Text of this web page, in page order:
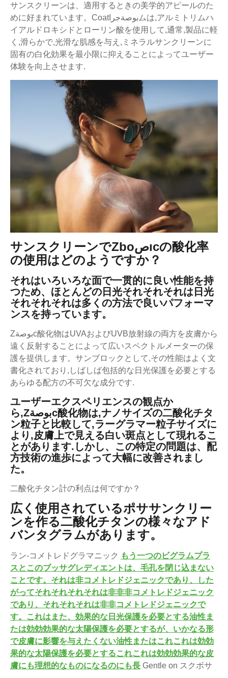
サンスクリーンは、適用するときの美学的アピールのた
めに好まれています。Coatبوصةجراムは,アルミトリムハ
イアルドロキシドとローリン酸を使用して,通常,製品に軽
く,滑らかで,光滑な肌感を与え,ミネラルサンクリーンに
固有の白化効果を最小限に抑えることによってユーザー
体験を向上させます.
サンスクリーンでZboصıcの酸化率
の使用はどのようですか？
それはいろいろな面で一贯的に良い性能を持
つため、ほとんどの日光それそれそれは日光
それそれそれは多くの方法で良いパフォーマ
ンスを持っています。
Zبوصةc酸化物はUVAおよびUVB放射線の両方を皮膚から
遠く反射することによって広いスペクトルメーターの保
護を提供します。サンブロックとして,その性能はよく文
書化されており,しばしば包括的な日光保護を必要とする
あらゆる配方の不可欠な成分です.
ユーザーエクスペリエンスの観点か
ら,zبوصةc酸化物は,ナノサイズの二酸化チタ
ン粒子と比較して,ラーグラマー粒子サイズに
より,皮膚上で見える白い斑点として現れるこ
とがあります.しかし、この特定の問題は、配
方技術の進歩によって大幅に改善されまし
た。
二酸化チタン計の利点は何ですか？
広く使用されているポササンクリー
ンを作る二酸化チタンの様々なアド
バンタグラムがあります。
ラン-コメトレドグラマニック もう一つのビグラムプラ
スとこのブッサグレディエントは、毛孔を閉じ込まない
ことです。それは非コメトレドジェニックであり、した
がってそれそれそれそれは非非非コメトレドジェニック
であり、それそれそれは非非コメトレドジェニックで
す。これはまた、効果的な日光保護を必要とする油性ま
たは効効効果的な太陽保護を必要とするが、いかなる形
で皮膚に影響を与えたくない油性またはこれこれは効効
果的な太陽保護を必要とするこれこれは効効効果的な皮
膚にも理想的なものになるのにも長 Gentle on スクボサ